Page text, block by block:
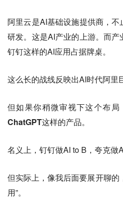
阿里云是AI基础设施提供商，
研发。这是AI产业的上游。而
钉钉这样的AI应用占据牌桌。
这么长的战线反映出AI时代阿里
但如果你稍微审视下这个布
ChatGPT这样的产品。
名义上，钉钉做AI to B，夸克做
但实际上，像我后面要展开聊
用”。